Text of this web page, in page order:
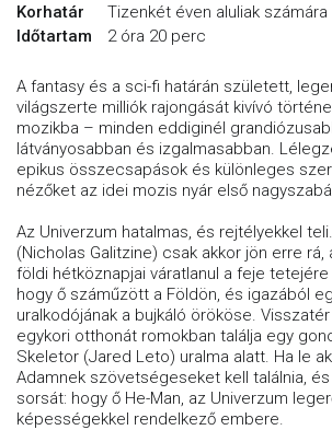
Korhatár
Tizenkét éven aluliak
Időtartam
2 óra 20 perc
A fantasy és a sci-fi határán született,
világszerte milliók rajongását kivívó
mozikba – minden eddiginél
látványosabban és izgalmasabban.
epikus összecsapások és különleges
nézőket az idei mozis nyár első
Az Univerzum hatalmas, és rejtélyekkel
(Nicholas Galitzine) csak akkor jön erre rá,
földi hétköznapjai váratlanul a feje tetejére
hogy ő száműzött a Földön, és igazából
uralkodójának a bujkáló örököse.
egykori otthonát romokban találja egy
Skeletor (Jared Leto) uralma alatt. Ha le
Adamnek szövetségeseket kell találnia,
sorsát: hogy ő He-Man, az Univerzum
képességekkel rendelkező embere.